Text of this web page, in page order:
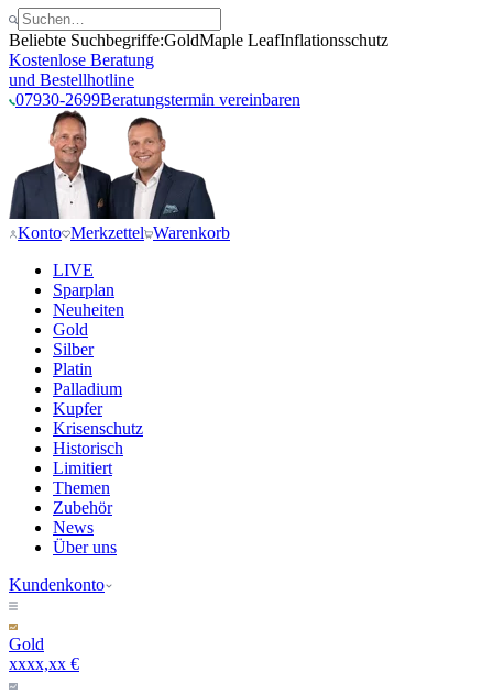
Beliebte Suchbegriffe:GoldMaple LeafInflationsschutz
Kostenlose Beratung
und Bestellhotline
07930-2699Beratungstermin vereinbaren
Konto Merkzettel Warenkorb
LIVE
Sparplan
Neuheiten
Gold
Silber
Platin
Palladium
Kupfer
Krisenschutz
Historisch
Limitiert
Themen
Zubehör
News
Über uns
Kundenkonto
Gold
xxxx,xx €